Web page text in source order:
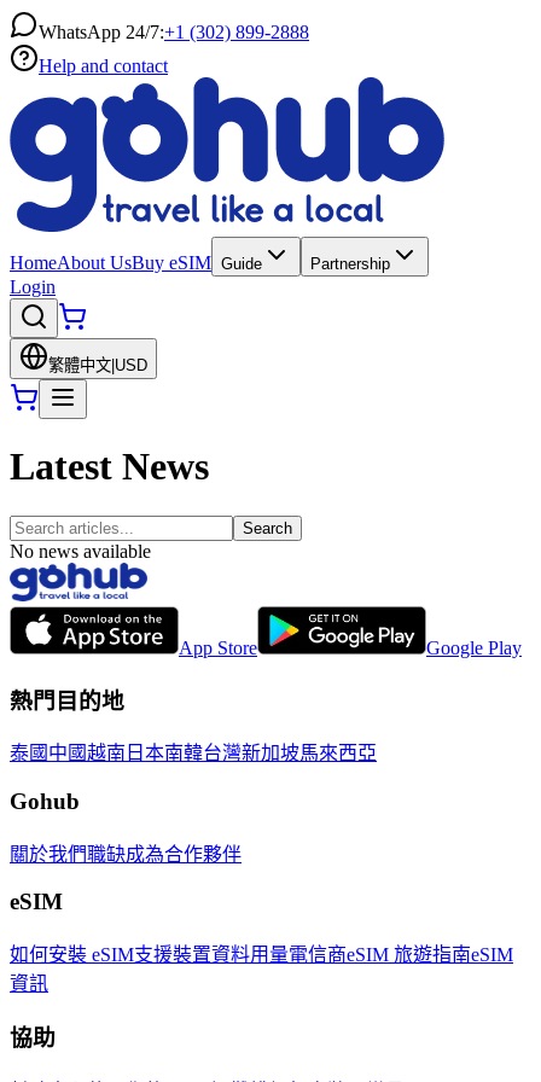
WhatsApp 24/7:+1 (302) 899-2888
Help and contact
HomeAbout UsBuy eSIM Guide Partnership
Login
繁體中文 USD
Latest News
Search
No news available
App Store Google Play
熱門目的地
泰國 中國越南 日本南韓台灣新加坡馬來西亞
Gohub
關於我們職缺成為合作夥伴
eSIM
如何安裝 eSIM支援裝置資料用量電信商eSIM 旅遊指南eSIM
資訊
協助